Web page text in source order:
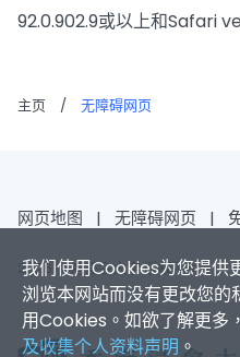
92.0.902.9或以上和Safari
主页 / 无障碍网页
我们使用Cookies为您提供
浏览本网站而没有更改您
用Cookies。如欲了解更多
及收集个人资料声明 。
网页地图 | 无障碍网页 |
2026 香港浸会大学 版权所有